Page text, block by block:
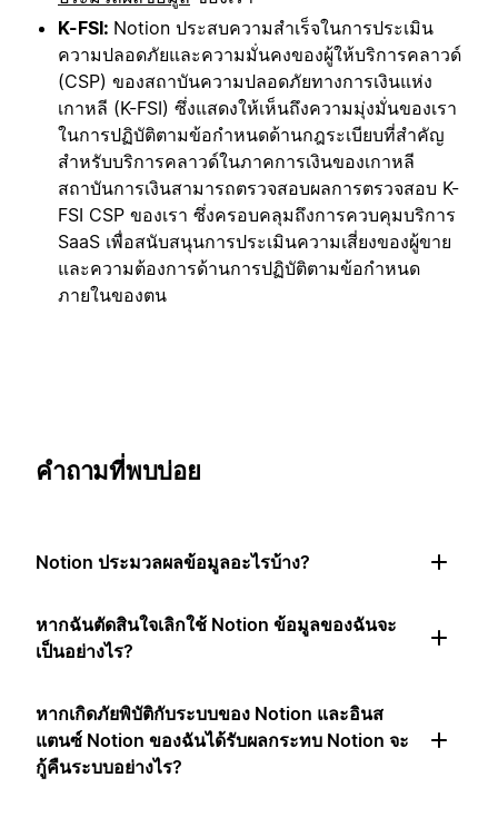
K-FSI: Notion ประสบความสำเร็จในการประเมิน
ความปลอดภัยและความมั่นคงของผู้ให้บริการคลาวด์
(CSP) ของสถาบันความปลอดภัยทางการเงินแห่ง
เกาหลี (K-FSI) ซึ่งแสดงให้เห็นถึงความมุ่งมั่นของเรา
ในการปฏิบัติตามข้อกำหนดด้านกฎระเบียบที่สำคัญ
สำหรับบริการคลาวด์ในภาคการเงินของเกาหลี
สถาบันการเงินสามารถตรวจสอบผลการตรวจสอบ K-
FSI CSP ของเรา ซึ่งครอบคลุมถึงการควบคุมบริการ
SaaS เพื่อสนับสนุนการประเมินความเสี่ยงของผู้ขาย
และความต้องการด้านการปฏิบัติตามข้อกำหนด
ภายในของตน
คำถามที่พบบ่อย
Notion ประมวลผลข้อมูลอะไรบ้าง?
หากฉันตัดสินใจเลิกใช้ Notion ข้อมูลของฉันจะ
เป็นอย่างไร?
หากเกิดภัยพิบัติกับระบบของ Notion และอินส
แตนซ์ Notion ของฉันได้รับผลกระทบ Notion จะ
กู้คืนระบบอย่างไร?